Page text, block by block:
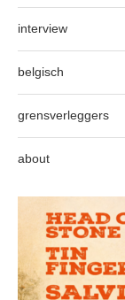
interview
belgisch
grensverleggers
about